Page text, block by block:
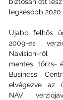
legkésőbb 2020
Újabb felhős
2009-es
Navision-ről
mentes, törzs-
Business
elvégezve az
NAV